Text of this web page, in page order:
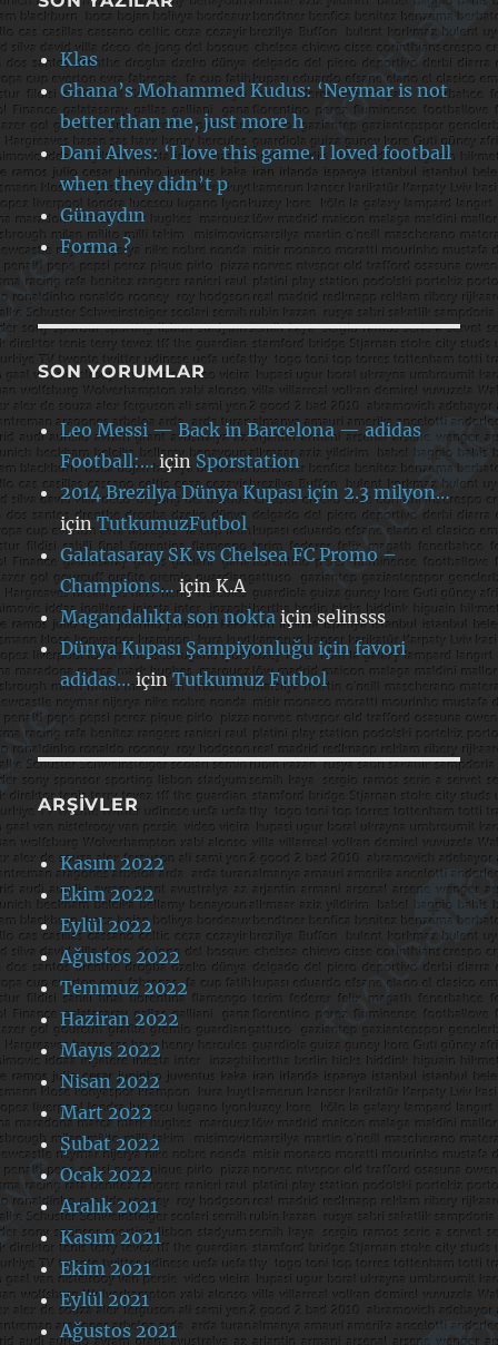
Klas
Ghana’s Mohammed Kudus: ‘Neymar is not
better than me, just more h
Dani Alves: ‘I love this game. I loved football
when they didn’t p
Günaydın
Forma ?
SON YORUMLAR
Leo Messi — Back in Barcelona — adidas
Football:… içinSporstation
2014 Brezilya Dünya Kupası için 2.3 milyon…
içinTutkumuzFutbol
Galatasaray SK vs Chelsea FC Promo –
Champions…içinK.A
Magandalıkta son nokta içinselinsss
Dünya Kupası Şampiyonluğu için favori
adidas…içinTutkumuz Futbol
ARŞIVLER
Kasım 2022
Ekim 2022
Eylül 2022
Ağustos 2022
Temmuz 2022
Haziran 2022
Mayıs 2022
Nisan 2022
Mart 2022
Şubat 2022
Ocak 2022
Aralık 2021
Kasım 2021
Ekim 2021
Eylül 2021
Ağustos 2021